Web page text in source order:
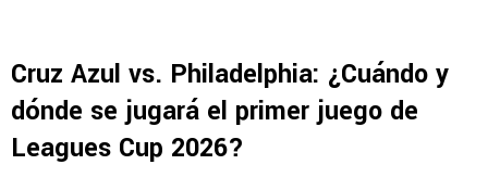
Cruz Azul vs. Philadelphia: ¿Cuándo y
dónde se jugará el primer juego de
Leagues Cup 2026?